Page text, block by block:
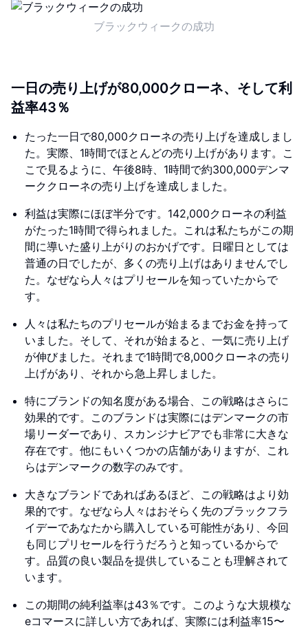
ブラックウィークの成功
一日の売り上げが80,000クローネ、そして利
益率43％
たった一日で80,000クローネの売り上げを達成しまし
た。実際、1時間でほとんどの売り上げがあります。こ
こで見るように、午後8時、1時間で約300,000デンマ
ーククローネの売り上げを達成しました。
利益は実際にほぼ半分です。142,000クローネの利益
がたった1時間で得られました。これは私たちがこの期
間に導いた盛り上がりのおかげです。日曜日としては
普通の日でしたが、多くの売り上げはありませんでし
た。なぜなら人々はプリセールを知っていたからで
す。
人々は私たちのプリセールが始まるまでお金を持って
いました。そして、それが始まると、一気に売り上げ
が伸びました。それまで1時間で8,000クローネの売り
上げがあり、それから急上昇しました。
特にブランドの知名度がある場合、この戦略はさらに
効果的です。このブランドは実際にはデンマークの市
場リーダーであり、スカンジナビアでも非常に大きな
存在です。他にもいくつかの店舗がありますが、これ
らはデンマークの数字のみです。
大きなブランドであればあるほど、この戦略はより効
果的です。なぜなら人々はおそらく先のブラックフラ
イデーであなたから購入している可能性があり、今回
も同じプリセールを行うだろうと知っているからで
す。品質の良い製品を提供していることも理解されて
います。
この期間の純利益率は43％です。このような大規模な
eコマースに詳しい方であれば、実際には利益率15〜